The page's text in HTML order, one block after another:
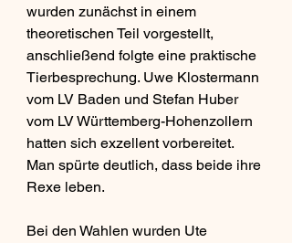
wurden zunächst in einem
theoretischen Teil vorgestellt,
anschließend folgte eine praktische
Tierbesprechung. Uwe Klostermann
vom LV Baden und Stefan Huber
vom LV Württemberg-Hohenzollern
hatten sich exzellent vorbereitet.
Man spürte deutlich, dass beide ihre
Rexe leben.
Bei den Wahlen wurden Ute